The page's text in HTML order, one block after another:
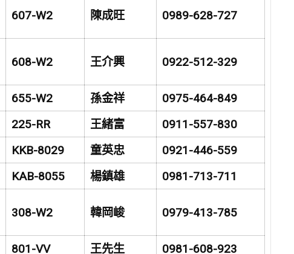
607-W2 陳成旺 0989-628-727
608-W2 王介興 0922-512-329
655-W2 孫金祥
0975-464-849
225-RR 王緒富
0911-557-830
KKB-8029 童英忠
0921-446-559
KAB-8055 楊鎮雄
0981-713-711
308-W2 韓岡峻 0979-413-785
801-VV 王先生 0981-608-923